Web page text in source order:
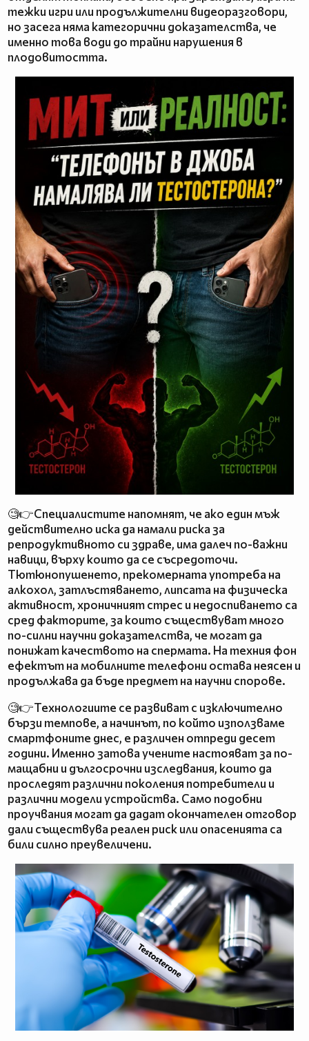
тежки игри или продължителни видеоразговори,
но засега няма категорични доказателства, че
именно това води до трайни нарушения в
плодовитостта.
🧐👉Специалистите напомнят, че ако един мъж
действително иска да намали риска за
репродуктивното си здраве, има далеч по-важни
навици, върху които да се съсредоточи.
Тютюнопушенето, прекомерната употреба на
алкохол, затлъстяването, липсата на физическа
активност, хроничният стрес и недоспиването са
сред факторите, за които съществуват много
по-силни научни доказателства, че могат да
понижат качеството на спермата. На техния фон
ефектът на мобилните телефони остава неясен и
продължава да бъде предмет на научни спорове.
🧐👉Технологиите се развиват с изключително
бързи темпове, а начинът, по който използваме
смартфоните днес, е различен отпреди десет
години. Именно затова учените настояват за по-
мащабни и дългосрочни изследвания, които да
проследят различни поколения потребители и
различни модели устройства. Само подобни
проучвания могат да дадат окончателен отговор
дали съществува реален риск или опасенията са
били силно преувеличени.